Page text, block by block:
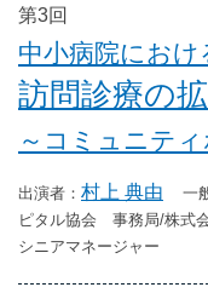
第3回
中小病院におけ
訪問診療の
～コミュニテ
村上 典由
一
ピタル協会 事務局/株式
シニアマネージャー